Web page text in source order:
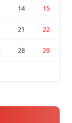
14 15
21 22
28 29